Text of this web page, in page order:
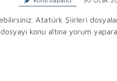
Atatürk Şiirleri
konu altına yorum